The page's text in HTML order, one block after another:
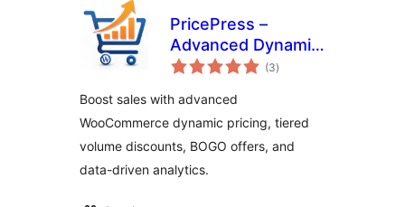
PricePress –
Advanced Dynamic
Pricing and
WooCommerce
(3celkové
hodnotenie
)
Boost sales with advanced
WooCommerce dynamic pricing, tiered
volume discounts, BOGO offers, and
data-driven analytics.